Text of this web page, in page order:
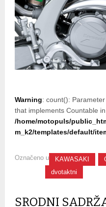
Warning: count():
that implements Countable in
/home/motopuls/
m_k2/templates/default/
Označeno u KAWASAKI
dvotaktni
SRODNI